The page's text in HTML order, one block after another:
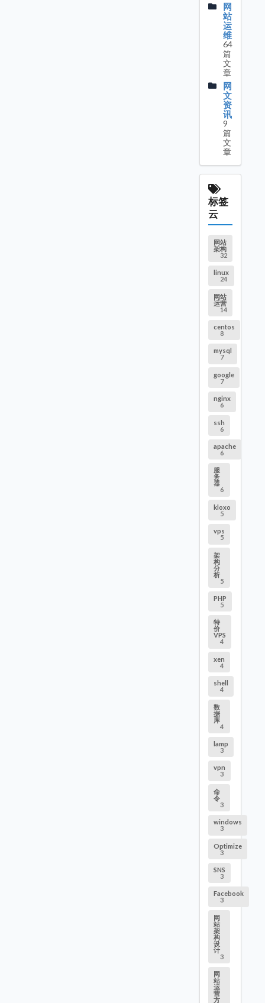
网
站
运
维
64
篇
文
章
网
文
资
讯
9
篇
文
章
标签
云
网站
架构
32
linux
24
网站
运营
14
centos
8
mysql
7
google
7
nginx
6
ssh
6
apache
6
服
务
器
6
kloxo
5
vps
5
架
构
分
析
5
PHP
5
特
价
VPS
4
xen
4
shell
4
数
据
库
4
lamp
3
vpn
3
命
令
3
windows
3
Optimize
3
SNS
3
Facebook
3
网
站
架
构
设
计
3
网
站
运
营
方